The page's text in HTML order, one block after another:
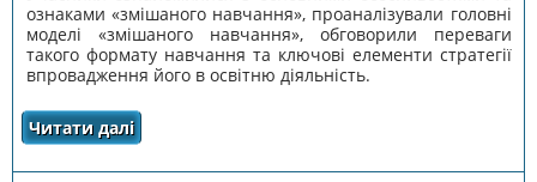
ознаками «змішаного навчання», проаналізували головні
моделі «змішаного навчання», обговорили переваги
такого формату навчання та ключові елементи стратегії
впровадження його в освітню діяльність.
Читати далі
ФОРМАЛЬНОЇ ОСВІТИ»